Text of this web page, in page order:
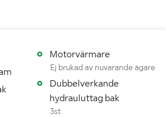
Motorvärmare
Ej brukad av nuvarande ägare
Dubbelverkande
hydrauluttag bak
3st